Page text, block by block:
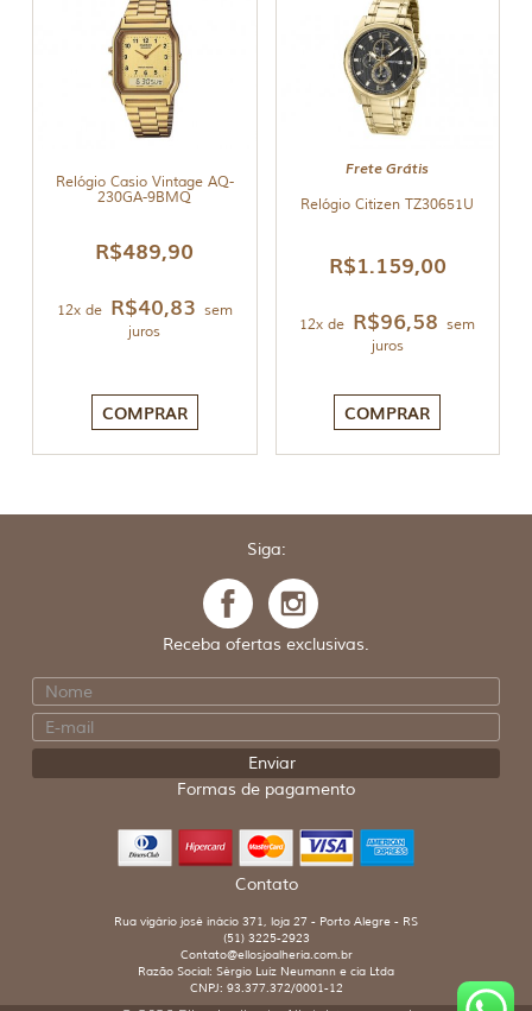
Relógio Casio Vintage AQ-
230GA-9BMQ
R$489,90
12x de R$40,83 sem
juros
COMPRAR
Frete Grátis
Relógio Citizen TZ30651U
R$1.159,00
12x de R$96,58 sem
juros
COMPRAR
Siga:
Receba ofertas exclusivas.
Formas de pagamento
Contato
Rua vigário josé inácio 371, loja 27 - Porto Alegre - RS
(51) 3225-2923
Contato@ellosjoalheria.com.br
Razão Social: Sérgio Luiz Neumann e cia Ltda
CNPJ: 93.377.372/0001-12